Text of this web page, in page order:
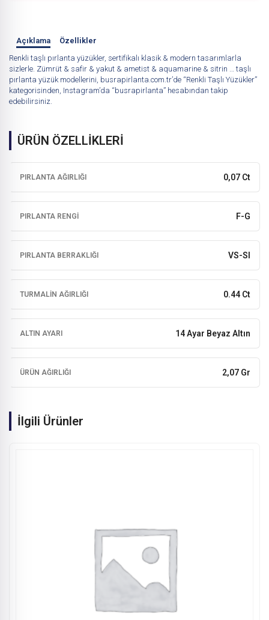
Açıklama
Özellikler
Renkli taşlı pırlanta yüzükler, sertifikalı klasik & modern tasarımlarla
sizlerle. Zümrüt & safir & yakut & ametist & aquamarine & sitrin … taşlı
pırlanta yüzük modellerini, busrapirlanta.com.tr’de “Renkli Taşlı Yüzükler”
kategorisinden, Instagram’da “busrapirlanta” hesabından takip
edebilirsiniz.
ÜRÜN ÖZELLİKLERİ
PIRLANTA AĞIRLIĞI 0,07 Ct
PIRLANTA RENGI F-G
PIRLANTA BERRAKLIĞI VS-SI
TURMALIN AĞIRLIĞI 0.44 Ct
ALTIN AYARI 14 Ayar Beyaz Altın
ÜRÜN AĞIRLIĞI 2,07 Gr
İlgili Ürünler